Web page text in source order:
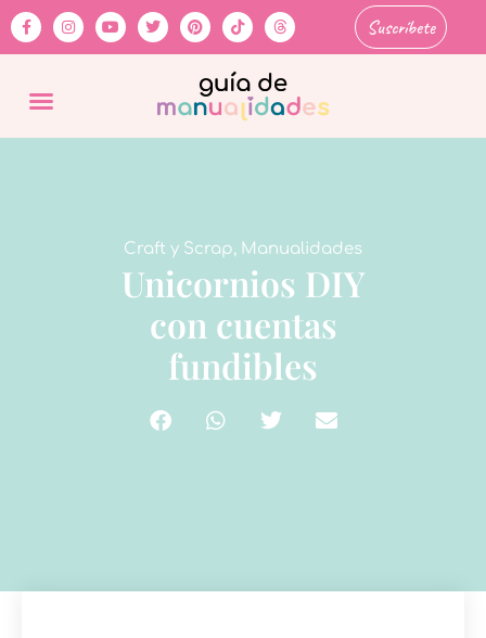
Suscríbete
Craft y Scrap, Manualidades
Unicornios DIY
con cuentas
fundibles